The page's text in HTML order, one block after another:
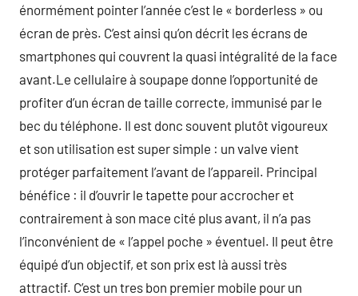
énormément pointer l’année c’est le « borderless » ou
écran de près. C’est ainsi qu’on décrit les écrans de
smartphones qui couvrent la quasi intégralité de la face
avant.Le cellulaire à soupape donne l’opportunité de
profiter d’un écran de taille correcte, immunisé par le
bec du téléphone. Il est donc souvent plutôt vigoureux
et son utilisation est super simple : un valve vient
protéger parfaitement l’avant de l’appareil. Principal
bénéfice : il d’ouvrir le tapette pour accrocher et
contrairement à son mace cité plus avant, il n’a pas
l’inconvénient de « l’appel poche » éventuel. Il peut être
équipé d’un objectif, et son prix est là aussi très
attractif. C’est un tres bon premier mobile pour un